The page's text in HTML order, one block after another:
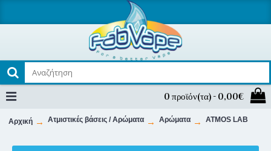
0 προϊόν(τα) - 0,00€
Αρχική Ατμιστικές βάσεις / Αρώματα Αρώματα ATMOS LAB